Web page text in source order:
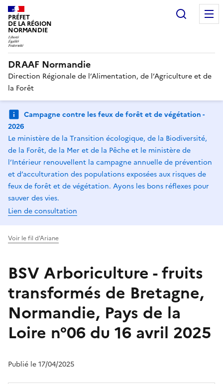
PRÉFET
DE LA RÉGION
NORMANDIE
DRAAF Normandie
Direction Régionale de l’Alimentation, de l’Agriculture et de
la Forêt
Campagne contre les feux de forêt et de végétation -
2026
Le ministère de la Transition écologique, de la Biodiversité,
de la Forêt, de la Mer et de la Pêche et le ministère de
l’Intérieur renouvellent la campagne annuelle de prévention
et d’acculturation des populations exposées aux risques de
feux de forêt et de végétation. Ayons les bons réflexes pour
sauver des vies.
Lien de consultation
Voir le fil d'Ariane
BSV Arboriculture - fruits
transformés de Bretagne,
Normandie, Pays de la
Loire n°06 du 16 avril 2025
Publié le 17/04/2025